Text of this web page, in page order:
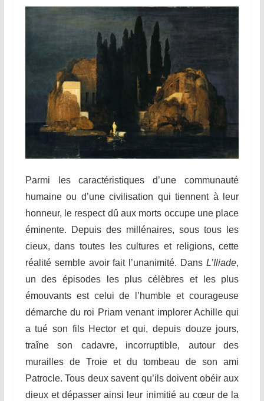
Parmi les caractéristiques d’une communauté
humaine ou d’une civilisation qui tiennent à leur
honneur, le respect dû aux morts occupe une place
éminente. Depuis des millénaires, sous tous les
cieux, dans toutes les cultures et religions, cette
réalité semble avoir fait l’unanimité. DansL’Iliade,
un des épisodes les plus célèbres et les plus
émouvants est celui de l’humble et courageuse
démarche du roi Priam venant implorer Achille qui
a tué son fils Hector et qui, depuis douze jours,
traîne son cadavre, incorruptible, autour des
murailles de Troie et du tombeau de son ami
Patrocle. Tous deux savent qu’ils doivent obéir aux
dieux et dépasser ainsi leur inimitié au cœur de la